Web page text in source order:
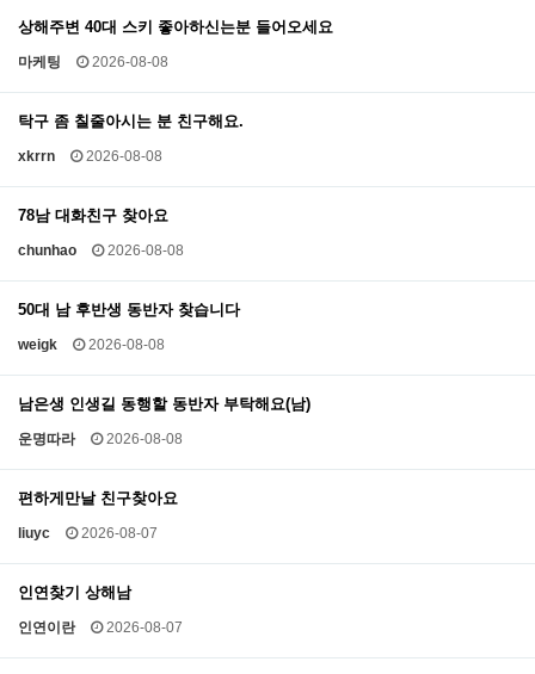
상해주변 40대 스키 좋아하신는분 들어오세요
마케팅 2026-08-08
탁구 좀 칠줄아시는 분 친구해요.
xkrrn 2026-08-08
78남 대화친구 찾아요
chunhao 2026-08-08
50대 남 후반생 동반자 찾습니다
weigk 2026-08-08
남은생 인생길 동행할 동반자 부탁해요(남)
운명따라 2026-08-08
편하게만날 친구찾아요
liuyc 2026-08-07
인연찾기 상해남
인연이란 2026-08-07